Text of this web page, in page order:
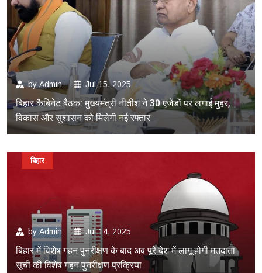
by Admin Jul 15, 2025
बिहार कैबिनेट बैठक: मुख्यमंत्री नीतीश ने 30 एजेंडों पर लगाई मुहर,
विकास और सुशासन को मिलेगी नई रफ्तार
by Admin Jul 14, 2025
बिहार में विशेष गहन पुनरीक्षण के बाद अब पूरे देश में लागू होगी मतदाता
सूची की विशेष गहन पुनरीक्षण प्रक्रिया
बिहार